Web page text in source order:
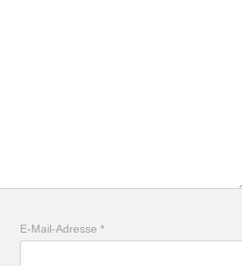
E-Mail-Adresse *